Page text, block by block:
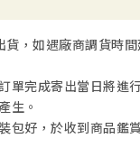
，如遇廠商調貨時
單完成寄出當日將進
生。
包好，於收到商品鑑